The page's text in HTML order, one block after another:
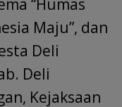
“Humas
Maju”, dan
Deli
Deli
Kejaksaan